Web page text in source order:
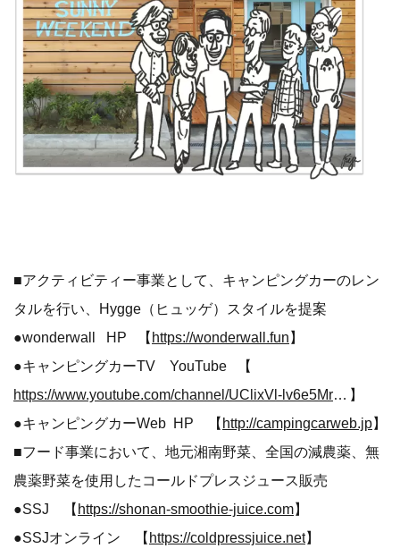
■アクティビティー事業として、キャンピングカーのレン
タルを行い、Hygge（ヒュッゲ）スタイルを提案
●wonderwall HP 【https://wonderwall.fun】
●キャンピングカーTV YouTube 【
https://www.youtube.com/channel/UClixVl-lv6e5Mr2O2KOKHXQ 】
●キャンピングカーWeb HP 【http://campingcarweb.jp】
■フード事業において、地元湘南野菜、全国の減農薬、無
農薬野菜を使用したコールドプレスジュース販売
●SSJ 【https://shonan-smoothie-juice.com】
●SSJオンライン 【https://coldpressjuice.net】